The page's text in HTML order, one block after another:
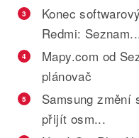
3
Konec
Redmi:
4
Mapy.com od
plánovač
5
Samsung změní
přijít osm...